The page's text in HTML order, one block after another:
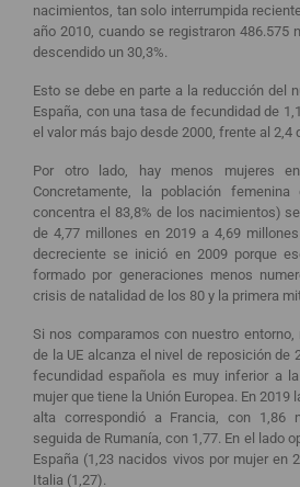
nacimientos, tan solo interrumpida
año 2010, cuando se registraron 486.575
descendido un 30,3%.
Esto se debe en parte a la reducción del
España, con una tasa de fecundidad de
el valor más bajo desde 2000, frente al 2,4
Por otro lado, hay menos mujeres
Concretamente, la población
concentra el 83,8% de los nacimientos)
de 4,77 millones en 2019 a 4,69
decreciente se inició en 2009 porque
formado por generaciones menos
crisis de natalidad de los 80 y la primera
Si nos comparamos con nuestro
de la UE alcanza el nivel de reposición de
fecundidad española es muy inferior a
mujer que tiene la Unión Europea. En
alta correspondió a Francia, con 1,86
seguida de Rumanía, con 1,77. En el lado
España (1,23 nacidos vivos por mujer en
Italia (1,27).